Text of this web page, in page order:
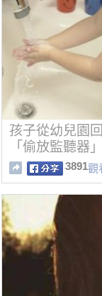
孩子從幼兒園
「偷放監聽器
3891觀